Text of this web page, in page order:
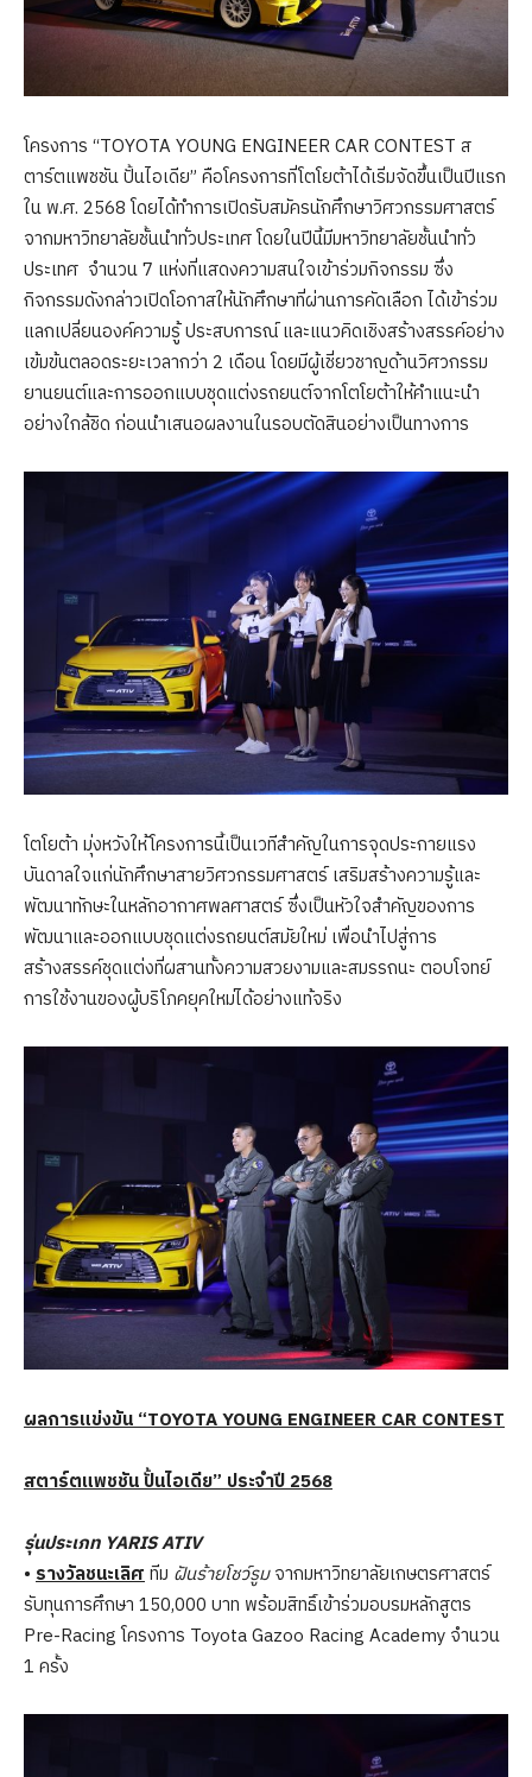
โครงการ “TOYOTA YOUNG ENGINEER CAR CONTEST ส
ตาร์ตแพชชัน ปั้นไอเดีย” คือโครงการที่โตโยต้าได้เริ่มจัดขึ้นเป็นปีแรก
ใน พ.ศ. 2568 โดยได้ทำการเปิดรับสมัครนักศึกษาวิศวกรรมศาสตร์
จากมหาวิทยาลัยชั้นนำทั่วประเทศ โดยในปีนี้มีมหาวิทยาลัยชั้นนำทั่ว
ประเทศ จำนวน 7 แห่งที่แสดงความสนใจเข้าร่วมกิจกรรม ซึ่ง
กิจกรรมดังกล่าวเปิดโอกาสให้นักศึกษาที่ผ่านการคัดเลือก ได้เข้าร่วม
แลกเปลี่ยนองค์ความรู้ ประสบการณ์ และแนวคิดเชิงสร้างสรรค์อย่าง
เข้มข้นตลอดระยะเวลากว่า 2 เดือน โดยมีผู้เชี่ยวชาญด้านวิศวกรรม
ยานยนต์และการออกแบบชุดแต่งรถยนต์จากโตโยต้าให้คำแนะนำ
อย่างใกล้ชิด ก่อนนำเสนอผลงานในรอบตัดสินอย่างเป็นทางการ
โตโยต้า มุ่งหวังให้โครงการนี้เป็นเวทีสำคัญในการจุดประกายแรง
บันดาลใจแก่นักศึกษาสายวิศวกรรมศาสตร์ เสริมสร้างความรู้และ
พัฒนาทักษะในหลักอากาศพลศาสตร์ ซึ่งเป็นหัวใจสำคัญของการ
พัฒนาและออกแบบชุดแต่งรถยนต์สมัยใหม่ เพื่อนำไปสู่การ
สร้างสรรค์ชุดแต่งที่ผสานทั้งความสวยงามและสมรรถนะ ตอบโจทย์
การใช้งานของผู้บริโภคยุคใหม่ได้อย่างแท้จริง
ผลการแข่งขัน “TOYOTA YOUNG ENGINEER CAR CONTEST
สตาร์ตแพชชัน ปั้นไอเดีย” ประจำปี2568
รุ่นประเภท YARIS ATIV
• รางวัลชนะเลิศทีม ฝันร้ายโชว์รูมจากมหาวิทยาลัยเกษตรศาสตร์
รับทุนการศึกษา 150,000 บาท พร้อมสิทธิ์เข้าร่วมอบรมหลักสูตร
Pre-Racing โครงการ Toyota Gazoo Racing Academy จำนวน
1 ครั้ง